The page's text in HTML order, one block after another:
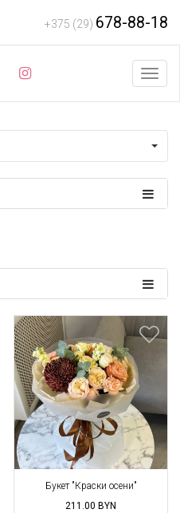
+375 (29) 678-88-18
Букет "Краски осени"
211.00 BYN